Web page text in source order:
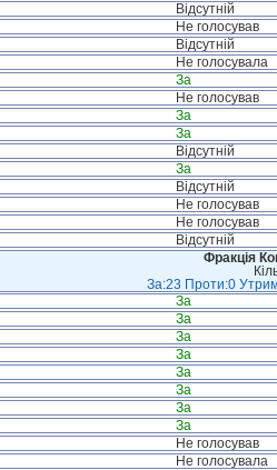
Відсутній
Не голосував
Відсутній
Не голосувала
За
Не голосував
За
За
Відсутній
За
Відсутній
Не голосував
Не голосував
Відсутній
Фракція
За:23 Проти:0
За
За
За
За
За
За
За
За
Не голосував
Не голосувала